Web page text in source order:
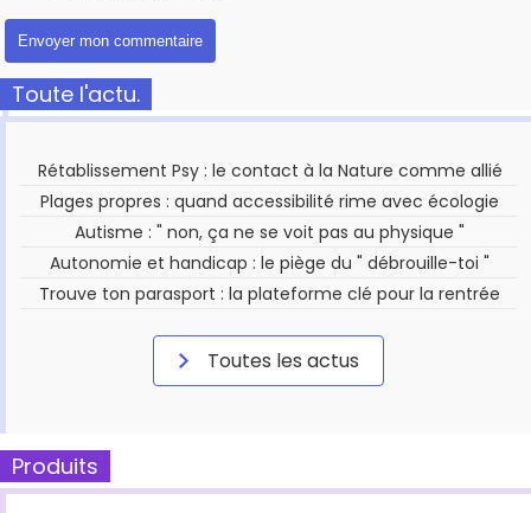
Toute l'actu.
Rétablissement Psy : le contact à la Nature comme allié
Plages propres : quand accessibilité rime avec écologie
Autisme : " non, ça ne se voit pas au physique "
Autonomie et handicap : le piège du " débrouille-toi "
Trouve ton parasport : la plateforme clé pour la rentrée
Toutes les actus
Produits